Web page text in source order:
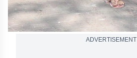
ADVERTISEMENT